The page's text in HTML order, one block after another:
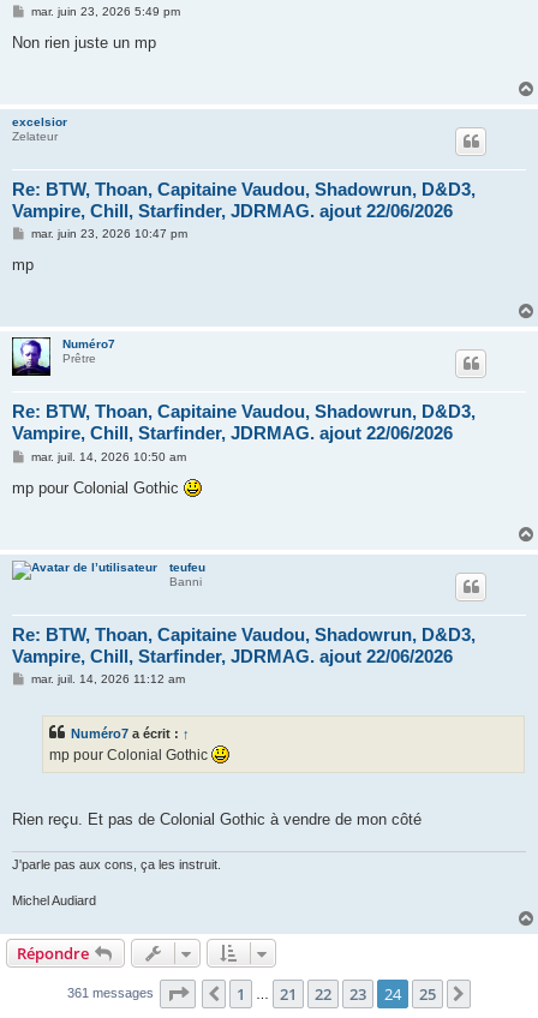
M
s
mar. juin 23, 2026 5:49 pm
Non rien juste un mp
excelsior
Zelateur
Re: BTW, Thoan, Capitaine Vaudou, Shadowrun, D&D3,
Vampire, Chill, Starfinder, JDRMAG. ajout 22/06/2026
M
s
s
mar. juin 23, 2026 10:47 pm
mp
Numéro7
Prêtre
Re: BTW, Thoan, Capitaine Vaudou, Shadowrun, D&D3,
Vampire, Chill, Starfinder, JDRMAG. ajout 22/06/2026
M
s
s
mar. juil. 14, 2026 10:50 am
mp pour Colonial Gothic
teufeu
Banni
Re: BTW, Thoan, Capitaine Vaudou, Shadowrun, D&D3,
Vampire, Chill, Starfinder, JDRMAG. ajout 22/06/2026
Mmar. juil. 14, 2026 11:12 am
Numéro7 a écrit : ↑
mp pour Colonial Gothic
Rien reçu. Et pas de Colonial Gothic à vendre de mon côté
J'parle pas aux cons, ça les instruit.
Michel Audiard
Répondre
361 messages Page 24 sur 25
Précédent
1 21 22 23 24 25